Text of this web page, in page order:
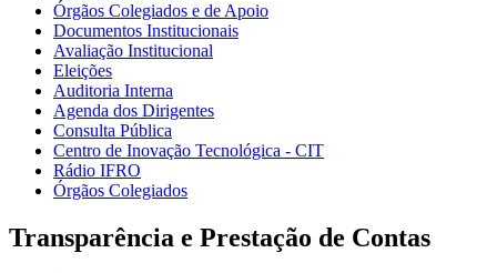
Órgãos Colegiados e de Apoio
Documentos Institucionais
Avaliação Institucional
Eleições
Auditoria Interna
Agenda dos Dirigentes
Consulta Pública
Centro de Inovação Tecnológica - CIT
Rádio IFRO
Órgãos Colegiados
Transparência e Prestação de Contas